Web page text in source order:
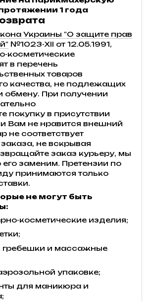
1 года
Украины "О защите прав
№1023-XII от 12.05.1991,
косметические
в перечень
товаров
качества, не подлежащих
обмену. При получении
покупку в присутствии
Вам не нравится внешний
не соответствует
не вскрывая
заказ курьеру, мы
его заменим. Претензии по
принимаются только
не могут быть
косметические изделия;
гребешки и массажные
упаковке;
для маникюра и